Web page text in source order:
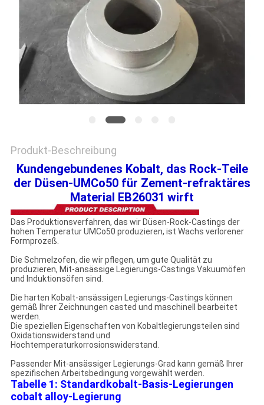
SITEMAP
DATENSCHUTZRICHTLINIE
Produkt-Beschreibung
Kundengebundenes Kobalt, das Rock-Teile
der Düsen-UMCo50 für Zement-refraktäres
Material EB26031 wirft
Das Produktionsverfahren, das wir Düsen-Rock-Castings der
hohen Temperatur UMCo50 produzieren, ist Wachs verlorener
Formprozeß.
Die Schmelzofen, die wir pflegen, um gute Qualität zu
produzieren, Mit-ansässige Legierungs-Castings Vakuumöfen
und Induktionsöfen sind.
Die harten Kobalt-ansässigen Legierungs-Castings können
gemäß Ihrer Zeichnungen casted und maschinell bearbeitet
werden.
Die speziellen Eigenschaften von Kobaltlegierungsteilen sind
Oxidationswiderstand und
Hochtemperaturkorrosionswiderstand.
Passender Mit-ansässiger Legierungs-Grad kann gemäß Ihrer
spezifischen Arbeitsbedingung vorgewählt werden.
Tabelle 1: Standardkobalt-Basis-Legierungen
cobalt alloy-Legierung